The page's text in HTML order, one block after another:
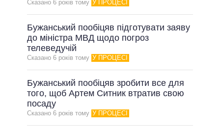
Сказано 6 рокiв тому У ПРОЦЕСІ
Бужанський пообіцяв підготувати заяву
до міністра МВД щодо погроз
телеведучій
Сказано 6 рокiв тому У ПРОЦЕСІ
Бужанський пообіцяв зробити все для
того, щоб Артем Ситник втратив свою
посаду
Сказано 6 рокiв тому У ПРОЦЕСІ